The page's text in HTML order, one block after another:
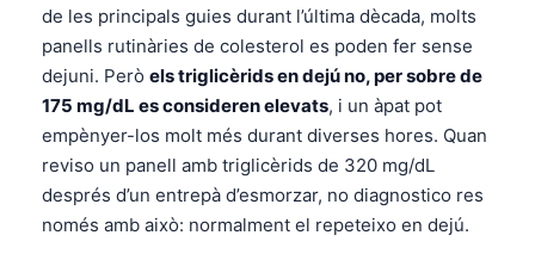
de les principals guies durant l’última dècada, molts
panells rutinàries de colesterol es poden fer sense
dejuni. Però els triglicèrids en dejú no, per sobre de
175 mg/dL es consideren elevats, i un àpat pot
empènyer-los molt més durant diverses hores. Quan
reviso un panell amb triglicèrids de 320 mg/dL
després d’un entrepà d’esmorzar, no diagnostico res
només amb això: normalment el repeteixo en dejú.